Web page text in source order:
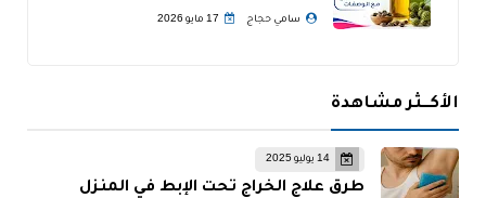
سامي حجاج 17 مايو 2026
الأكــثر مشاهدة
14 يوليو 2025
طرق علاج الخراج تحت الإبط في المنزل